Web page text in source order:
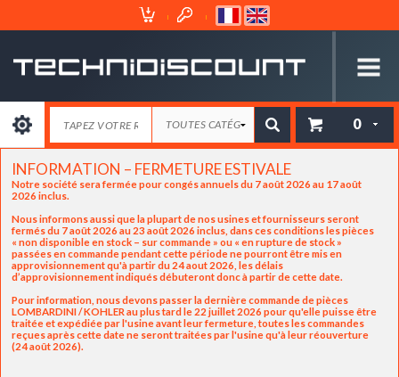
Mon
Espace
0
INFORMATION – FERMETURE ESTIVALE
Notre société sera fermée pour congés annuels du 7 août 2026 au 17 août
2026 inclus.
Nous informons aussi que la plupart de nos usines et fournisseurs seront
fermés du 7 août 2026 au 23 août 2026 inclus, dans ces conditions les pièces
« non disponible en stock – sur commande » ou « en rupture de stock »
passées en commande pendant cette période ne pourront être mis en
approvisionnement qu'à partir du 24 aout 2026, les délais
d’approvisionnement indiqués débuteront donc à partir de cette date.
Pour information, nous devons passer la dernière commande de pièces
LOMBARDINI / KOHLER au plus tard le 22 juillet 2026 pour qu'elle puisse être
traitée et expédiée par l'usine avant leur fermeture, toutes les commandes
reçues après cette date ne seront traitées par l'usine qu'à leur réouverture
(24 août 2026).